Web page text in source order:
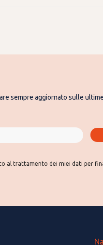
sempre aggiornato sulle
al trattamento dei miei dati per